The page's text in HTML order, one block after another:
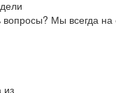
вопросы? Мы всегда на
из